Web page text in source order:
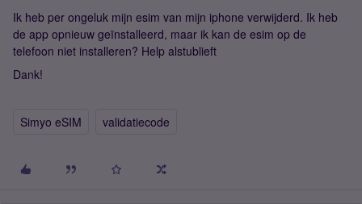
Ik heb per ongeluk mijn esim van mijn iphone verwijderd. Ik heb
de app opnieuw geïnstalleerd, maar ik kan de esim op de
telefoon niet installeren? Help alstublieft
Dank!
Simyo eSIM validatiecode